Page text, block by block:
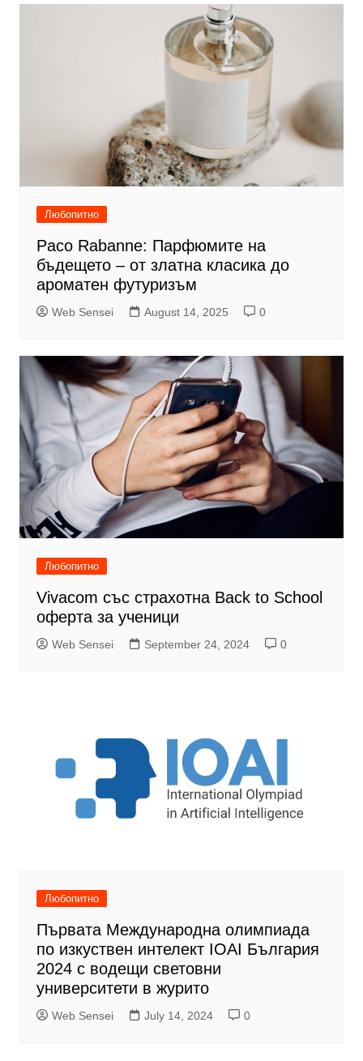
Любопитно
Paco Rabanne: Парфюмите на
бъдещето – от златна класика до
ароматен футуризъм
Web Sensei August 14, 2025 0
Любопитно
Vivacom със страхотна Back to School
оферта за ученици
Web Sensei September 24, 2024 0
Любопитно
Първата Международна олимпиада
по изкуствен интелект IOAI България
2024 с водещи световни
университети в журито
Web Sensei July 14, 2024 0